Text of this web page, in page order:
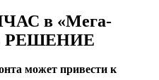
в «Мега-
РЕШЕНИЕ
может привести к